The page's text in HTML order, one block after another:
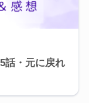
話・元に戻れ